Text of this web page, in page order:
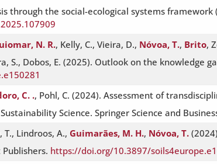
through the social-ecological systems framework
N. R., Kelly, C., Vieira, D., Nóvoa, T., Brito,
S., Dobos, E. (2025). Outlook on the knowledge
C. ., Pohl, C. (2024). Assessment of
Science. Springer Science and
T., Lindroos, A., Guimarães, M. H., Nóvoa, T.
https://doi.org/10.3897/